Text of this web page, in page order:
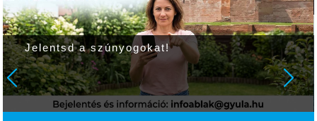
Jelentsd a szúnyogokat!